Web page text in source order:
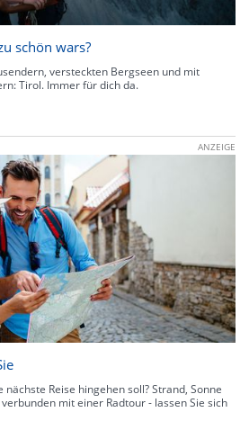
schön wars?
versteckten Bergseen und mit
Tirol. Immer für dich da.
ANZEIGE
Reise hingehen soll? Strand, Sonne
mit einer Radtour - lassen Sie sich